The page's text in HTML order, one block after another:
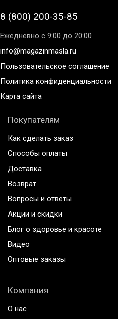
8 (800) 200-35-85
Ежедневно с 9:00 до 20:00
info@magazinmasla.ru
Пользовательское соглашение
Политика конфиденциальности
Карта сайта
Покупателям
Как сделать заказ
Способы оплаты
Доставка
Возврат
Вопросы и ответы
Акции и скидки
Блог о здоровье и красоте
Видео
Оптовые заказы
Компания
О нас